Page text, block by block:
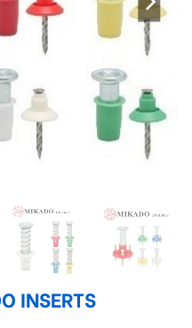
INSERTS